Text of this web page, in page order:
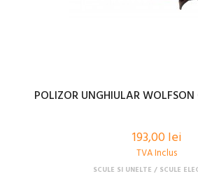
POLIZOR UNGHIULAR
193,00 lei
TVA Inclus
SCULE SI UNELTE SCULE